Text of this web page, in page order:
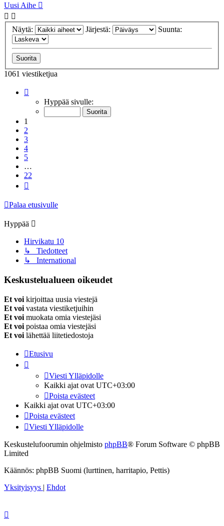
Uusi Aihe
Näytä: Järjestä: Suunta:
1061 viestiketjua
22 Hyppää sivulle:
1
2
3
4
5
…
22
Palaa etusivulle
Hyppää
Hirvikatu 10
↳ Tiedotteet
↳ International
Keskustelualueen oikeudet
Et voi kirjoittaa uusia viestejä
Et voi vastata viestiketjuihin
Et voi muokata omia viestejäsi
Et voi poistaa omia viestejäsi
Et voi lähettää liitetiedostoja
Etusivu
Viesti Ylläpidolle
Kaikki ajat ovat UTC+03:00
Poista evästeet
Kaikki ajat ovat UTC+03:00
Poista evästeet
Viesti Ylläpidolle
Keskustelufoorumin ohjelmisto phpBB® Forum Software © phpBB
Limited
Käännös: phpBB Suomi (lurttinen, harritapio, Pettis)
Yksityisyys | Ehdot